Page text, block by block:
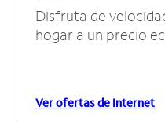
Disfruta de
hogar a un precio
Ver ofertas de Internet